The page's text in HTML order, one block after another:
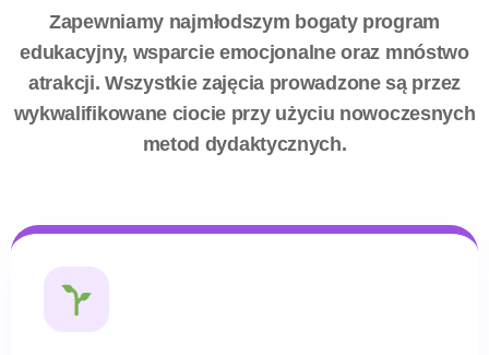
Zapewniamy najmłodszym bogaty program
edukacyjny, wsparcie emocjonalne oraz mnóstwo
atrakcji. Wszystkie zajęcia prowadzone są przez
wykwalifikowane ciocie przy użyciu nowoczesnych
metod dydaktycznych.